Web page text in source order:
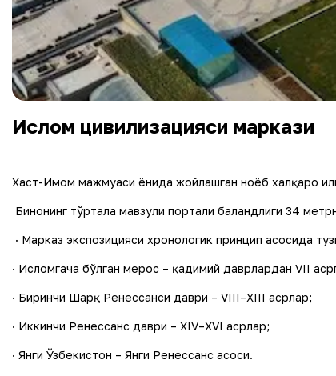
Ислом цивилизацияси маркази
Хаст-Имом мажмуаси ёнида жойлашган ноёб халқаро
Бинонинг тўртала мавзули портали баландлиги 34
· Марказ экспозицияси хронологик принцип асосида
· Исломгача бўлган мерос – қадимий даврлардан VII
· Биринчи Шарқ Ренессанси даври – VIII–XIII асрлар;
· Иккинчи Ренессанс даври – XIV–XVI асрлар;
· Янги Ўзбекистон – Янги Ренессанс асоси.